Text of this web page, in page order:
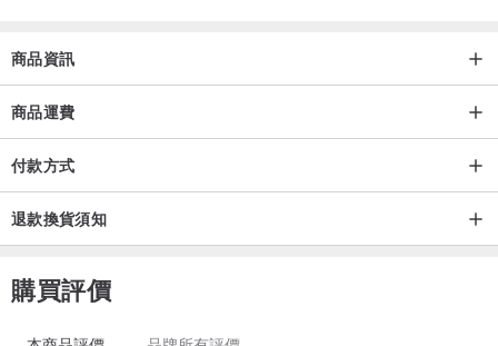
-----------------------------
溫馨提醒：
- 下單完成後約7 - 20天不定(不含假日)，若有時間需求請訊息詢問。
- Nashly飾品皆為手工製作，每件商品會有些許差異。
-本產品無提供售後服務，若有保養與戒圍調整問題歡迎私訊詢問唷 !
商品資訊
商品運費
付款方式
退款換貨須知
購買評價